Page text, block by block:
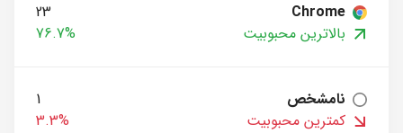
Chrome
23
بالاترین محبوبیت
76.7%
نامشخص
1
کمترین محبوبیت
3.3%